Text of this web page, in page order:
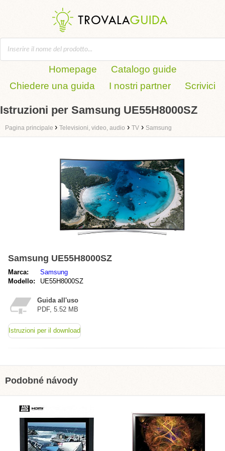
Homepage
Catalogo guide
Chiedere una guida
I nostri partner Scrivici
Istruzioni per Samsung UE55H8000SZ
Pagina principale › Televisioni, video, audio › TV › Samsung
Samsung UE55H8000SZ
Marca:
Samsung
Modello:
UE55H8000SZ
Guida all'uso
PDF, 5.52 MB
Istruzioni per il download
Podobné návody